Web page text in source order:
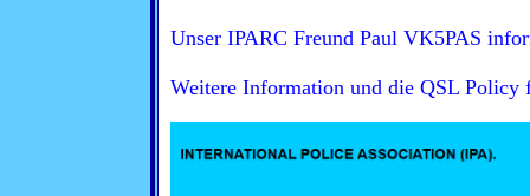
Unser IPARC Freund Paul VK5PAS
Weitere Information und die QSL Policy